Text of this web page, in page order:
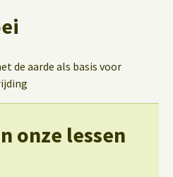
de aarde als basis voor
onze lessen